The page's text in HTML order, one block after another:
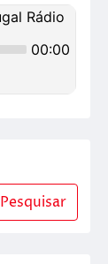
Pesquisar